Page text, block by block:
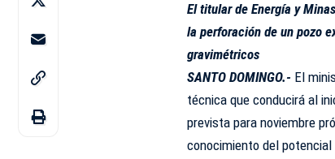
El titular de Energía y
la perforación de un pozo
gravimétricos
SANTO DOMINGO.- El
técnica que conducirá al
prevista para noviembre
conocimiento del